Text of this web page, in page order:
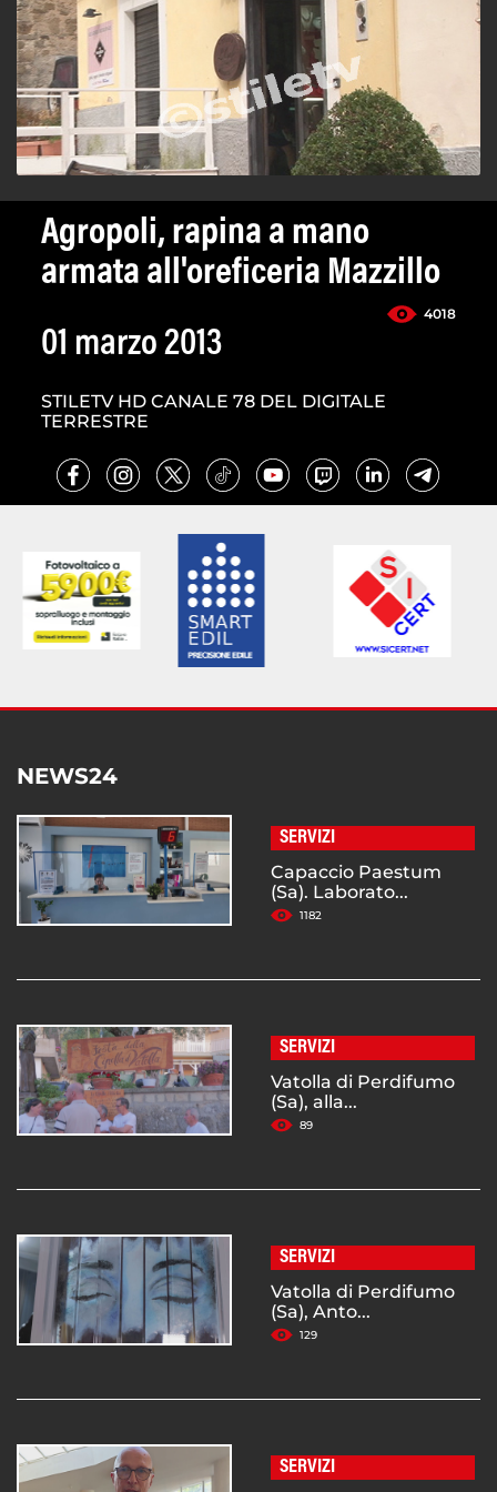
Agropoli, rapina a mano
armata all'oreficeria Mazzillo
4018
01 marzo 2013
STILETV HD CANALE 78 DEL DIGITALE
TERRESTRE
NEWS24
SERVIZI
Capaccio Paestum
(Sa). Laborato...
1182
SERVIZI
Vatolla di Perdifumo
(Sa), alla...
89
SERVIZI
Vatolla di Perdifumo
(Sa), Anto...
129
SERVIZI